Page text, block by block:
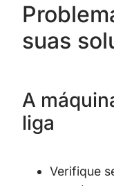
suas
A
liga
Verifique